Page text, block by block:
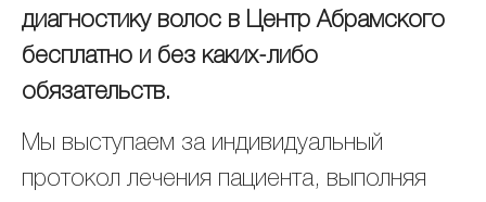
диагностику волос в Центр Абрамского
бесплатно и без каких-либо
обязательств.
Мы выступаем за индивидуальный
протокол лечения пациента, выполняя